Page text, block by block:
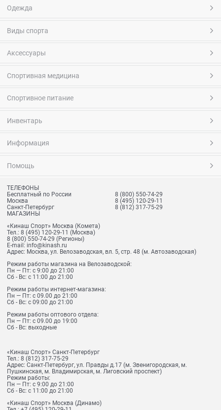
Одежда
Виды спорта
Аксессуары
Спортивная медицина
Спортивное питание
Инвентарь
Информация
Помощь
ТЕЛЕФОНЫ
Бесплатный по России
8 (800) 550-74-29
Москва
8 (495) 120-29-11
Санкт-Петербург
8 (812) 317-75-29
МАГАЗИНЫ
«Кинаш Спорт» Москва (Комета)
Тел.: 8 (495) 120-29-11 (Москва)
8 (800) 550-74-29 (Регионы)
E-mail: info@kinash.ru
Адрес: Москва, ул. Велозаводская, вл. 5, стр. 48 (м. Автозаводская)
Режим работы магазина на Велозаводской:
Пн — Пт: с 9:00 до 21:00
Сб - Вс: с 11:00 до 21:00
Режим работы интернет-магазина:
Пн — Пт: с 09.00 до 21:00
Сб - Вс: с 09:00 до 21:00
Режим работы оптового отдела:
Пн — Пт: с 09.00 до 19:00
Сб - Вс: выходные
«Кинаш Спорт» Санкт-Петербург
Тел.: 8 (812) 317-75-29
Адрес: Санкт-Петербург, ул. Правды д.17 (м. Звенигородская, м.
Пушкинская, м. Владимирская, м. Лиговский проспект)
Режим работы:
Пн — Пт: с 9:00 до 21:00
Сб - Вс: с 11:00 до 21:00
«Кинаш Спорт» Москва (Динамо)